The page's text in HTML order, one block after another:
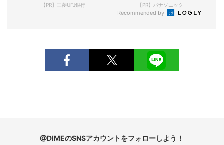
【PR】三菱UFJ銀行 【PR】パナソニック
Recommended by
@DIMEのSNSアカウントをフォローしよう！